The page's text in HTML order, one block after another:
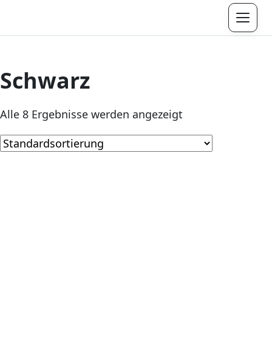
Menü
Schwarz
Alle 8 Ergebnisse werden angezeigt